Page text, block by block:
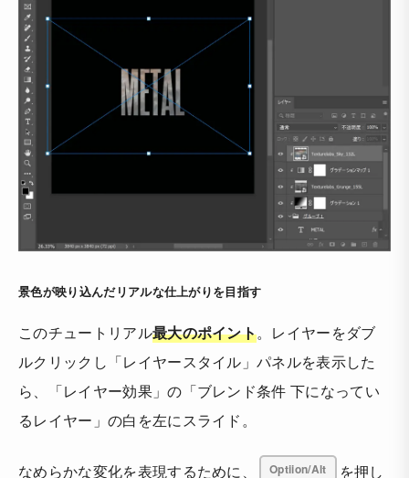
景色が映り込んだリアルな仕上がりを目指す
このチュートリアル最大のポイント。レイヤーをダブ
ルクリックし「レイヤースタイル」パネルを表示した
ら、「レイヤー効果」の「ブレンド条件 下になってい
るレイヤー」の白を左にスライド。
なめらかな変化を表現するために、 Optiion/Alt
を押し